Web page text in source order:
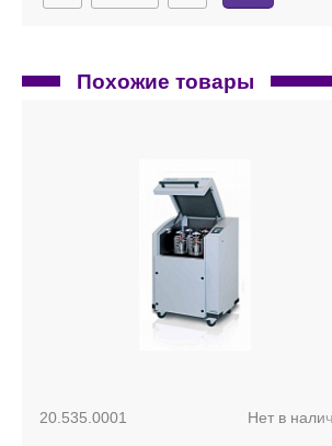
Похожие товары
20.535.0001 Нет в